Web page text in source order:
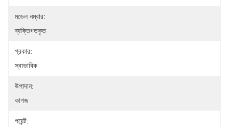
মডেল নম্বার:
ব্যক্তিগতকৃত
প্রকার:
স্বাভাবিক
উপাদান:
কাগজ
পয়েন্ট: